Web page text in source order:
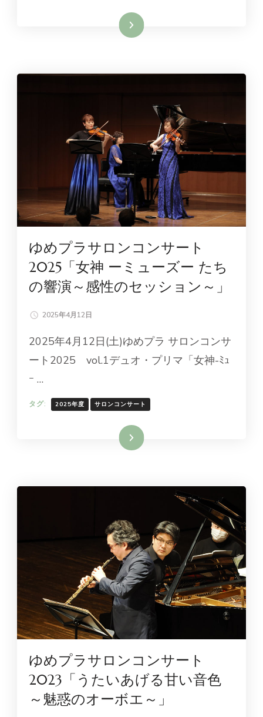
続きを読む
ゆめプラサロンコンサート
2025「女神 ーミューズー たち
の響演～感性のセッション～」
2025年4月12日
2025年4月12日(土)ゆめプラ サロンコンサ
ート2025 vol.1デュオ・プリマ「女神-ﾐｭ
ｰ …
タグ: 2025年度 サロンコンサート
続きを読む
ゆめプラサロンコンサート
2023「うたいあげる甘い音色
～魅惑のオーボエ～」